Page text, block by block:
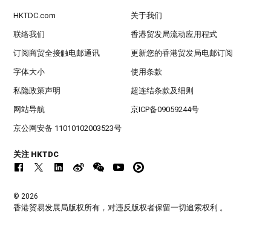
HKTDC.com 关于我们
联络我们 香港贸发局流动应用程式
订阅商贸全接触电邮通讯 更新您的香港贸发局电邮订阅
字体大小 使用条款
私隐政策声明 超连结条款及细则
网站导航 京ICP备09059244号
京公网安备 11010102003523号
关注 HKTDC
© 2026
香港贸易发展局版权所有，对违反版权者保留一切追索权利 。